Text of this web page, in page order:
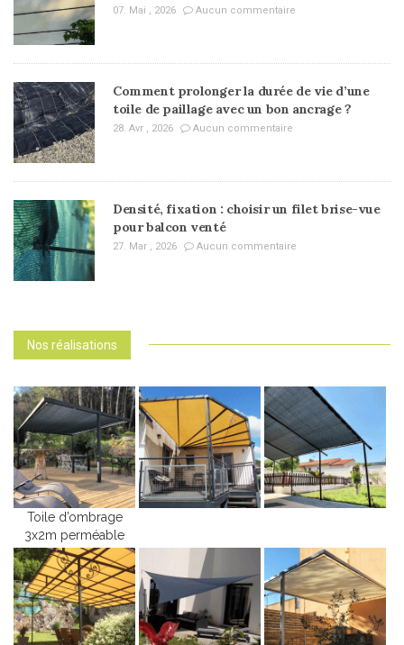
07. Mai , 2026 Aucun commentaire
Comment prolonger la durée de vie d’une
toile de paillage avec un bon ancrage ?
28. Avr , 2026 Aucun commentaire
Densité, fixation : choisir un filet brise-vue
pour balcon venté
27. Mar , 2026 Aucun commentaire
Nos réalisations
Toile d’ombrage
3x2m perméable